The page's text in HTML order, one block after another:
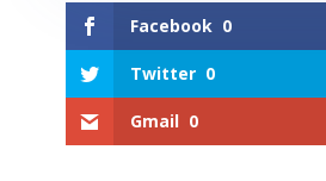
Facebook 0
Twitter 0
Gmail 0